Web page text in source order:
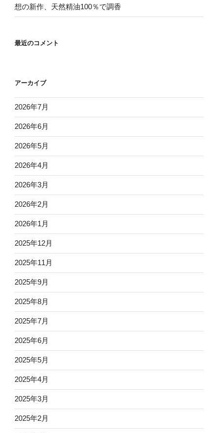
想の新作、天然精油100％で調香
最近のコメント
アーカイブ
2026年7月
2026年6月
2026年5月
2026年4月
2026年3月
2026年2月
2026年1月
2025年12月
2025年11月
2025年9月
2025年8月
2025年7月
2025年6月
2025年5月
2025年4月
2025年3月
2025年2月